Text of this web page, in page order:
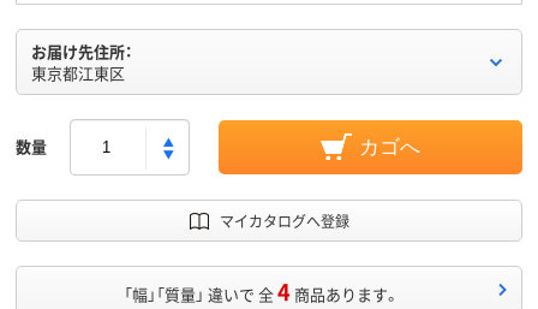
お届け先住所：
東京都江東区
数量 カゴへ
マイカタログへ登録
「幅」「質量」 違いで 全4 商品あります。